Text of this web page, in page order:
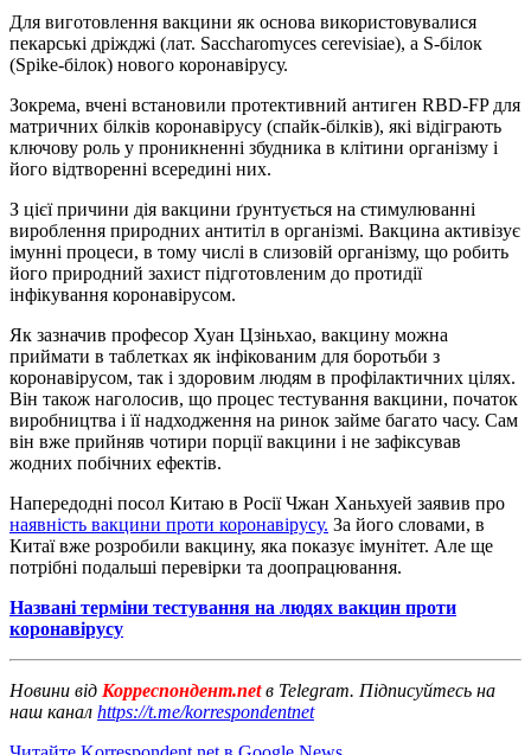
Для виготовлення вакцини як основа використовувалися
пекарські дріжджі (лат. Saccharomyces cerevisiae), а S-білок
(Spike-білок) нового коронавірусу.
Зокрема, вчені встановили протективний антиген RBD-FP для
матричних білків коронавірусу (спайк-білків), які відіграють
ключову роль у проникненні збудника в клітини організму і
його відтворенні всередині них.
З цієї причини дія вакцини ґрунтується на стимулюванні
вироблення природних антитіл в організмі. Вакцина активізує
імунні процеси, в тому числі в слизовій організму, що робить
його природний захист підготовленим до протидії
інфікування коронавірусом.
Як зазначив професор Хуан Цзіньхао, вакцину можна
приймати в таблетках як інфікованим для боротьби з
коронавірусом, так і здоровим людям в профілактичних цілях.
Він також наголосив, що процес тестування вакцини, початок
виробництва і її надходження на ринок займе багато часу. Сам
він вже прийняв чотири порції вакцини і не зафіксував
жодних побічних ефектів.
Напередодні посол Китаю в Росії Чжан Ханьхуей заявив про
наявність вакцини проти коронавірусу. За його словами, в
Китаї вже розробили вакцину, яка показує імунітет. Але ще
потрібні подальші перевірки та доопрацювання.
Названі терміни тестування на людях вакцин проти
коронавірусу
Новини від Корреспондент.netв Telegram. Підписуйтесь на
наш канал https://t.me/korrespondentnet